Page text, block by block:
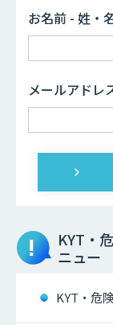
お名前 - 姓・
メールアドレ
KYT・
ニュー
KYT・危